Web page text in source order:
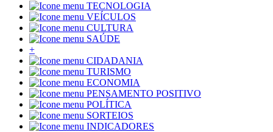
TECNOLOGIA
VEÍCULOS
CULTURA
SAÚDE
+
CIDADANIA
TURISMO
ECONOMIA
PENSAMENTO POSITIVO
POLÍTICA
SORTEIOS
INDICADORES